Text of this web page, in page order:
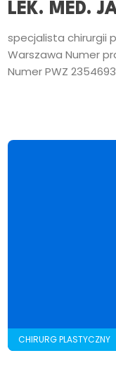
LEK. MED.
specjalista chirurgii
Warszawa Numer
Numer PWZ
CHIRURG PLASTYCZNY